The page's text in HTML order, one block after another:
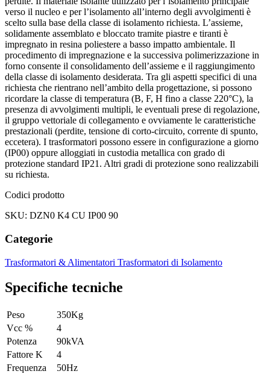
verso il nucleo e per l’isolamento all’interno degli avvolgimenti è
scelto sulla base della classe di isolamento richiesta. L’assieme,
solidamente assemblato e bloccato tramite piastre e tiranti è
impregnato in resina poliestere a basso impatto ambientale. Il
procedimento di impregnazione e la successiva polimerizzazione in
forno consente il consolidamento dell’assieme e il raggiungimento
della classe di isolamento desiderata. Tra gli aspetti specifici di una
richiesta che rientrano nell’ambito della progettazione, si possono
ricordare la classe di temperatura (B, F, H fino a classe 220°C), la
presenza di avvolgimenti multipli, le eventuali prese di regolazione,
il gruppo vettoriale di collegamento e ovviamente le caratteristiche
prestazionali (perdite, tensione di corto-circuito, corrente di spunto,
eccetera). I trasformatori possono essere in configurazione a giorno
(IP00) oppure alloggiati in custodia metallica con grado di
protezione standard IP21. Altri gradi di protezione sono realizzabili
su richiesta.
Codici prodotto
SKU: DZN0 K4 CU IP00 90
Categorie
Trasformatori & Alimentatori Trasformatori di Isolamento
Specifiche tecniche
Peso
350Kg
Vcc %
4
Potenza
90kVA
Fattore K
4
Frequenza
50Hz